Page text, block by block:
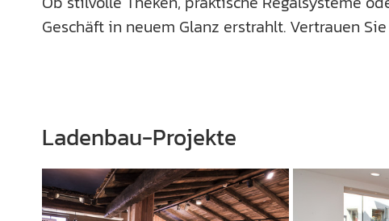
Geschäft in neuem Glanz erstrahlt. Vertrauen
Ladenbau-Projekte